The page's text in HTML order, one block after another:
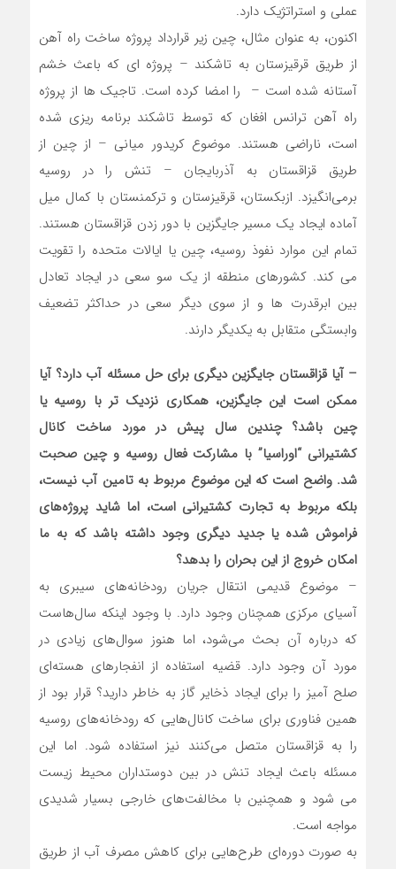
عملی و استراتژیک دارد.
اکنون، به عنوان مثال، چین زیر قرارداد پروژه ساخت راه آهن
از طریق قرقیزستان به تاشکند – پروژه ای که باعث خشم
آستانه شده است – را امضا کرده است. تاجیک ها از پروژه
راه آهن ترانس افغان که توسط تاشکند برنامه ریزی شده
است، ناراضی هستند. موضوع کریدور میانی – از چین از
طریق قزاقستان به آذربایجان – تنش را در روسیه
برمی‌انگیزد. ازبکستان، قرقیزستان و ترکمنستان با کمال میل
آماده ایجاد یک مسیر جایگزین با دور زدن قزاقستان هستند.
تمام این موارد نفوذ روسیه، چین یا ایالات متحده را تقویت
می کند. کشورهای منطقه از یک سو سعی در ایجاد تعادل
بین ابرقدرت ها و از سوی دیگر سعی در حداکثر تضعیف
وابستگی متقابل به یکدیگر دارند.
– آیا قزاقستان جایگزین دیگری برای حل مسئله آب دارد؟ آیا
ممکن است این جایگزین، همکاری نزدیک تر با روسیه یا
چین باشد؟ چندین سال پیش در مورد ساخت کانال
کشتیرانی “اوراسیا” با مشارکت فعال روسیه و چین صحبت
شد. واضح است که این موضوع مربوط به تامین آب نیست،
بلکه مربوط به تجارت کشتیرانی است، اما شاید پروژه‌های
فراموش شده یا جدید دیگری وجود داشته باشد که به ما
امکان خروج از این بحران را بدهد؟
– موضوع قدیمی انتقال جریان رودخانه‌های سیبری به
آسیای مرکزی همچنان وجود دارد. با وجود اینکه سال‌هاست
که درباره آن بحث می‌شود، اما هنوز سوال‌های زیادی در
مورد آن وجود دارد. قضیه استفاده از انفجارهای هسته‌ای
صلح آمیز را برای ایجاد ذخایر گاز به خاطر دارید؟ قرار بود از
همین فناوری برای ساخت کانال‌هایی که رودخانه‌های روسیه
را به قزاقستان متصل می‌کنند نیز استفاده شود. اما این
مسئله باعث ایجاد تنش در بین دوستداران محیط زیست
می شود و همچنین با مخالفت‌های خارجی بسیار شدیدی
مواجه است.
به صورت دوره‌ای طرح‌هایی برای کاهش مصرف آب از طریق